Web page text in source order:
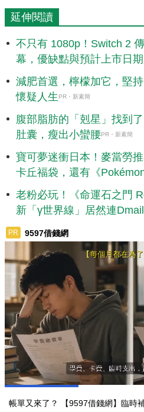
延伸閱讀
不只有 1080p！Switch 2
幕，優缺點與預計上市日
減肥首選，檸檬加它，堅
懷疑人生 PR・新素簡
腹部脂肪的「剋星」找到
肚囊，瘦出小蠻腰PR・新素簡
寶可夢迷衝日本！麥當勞
卡丘福袋，還有《
老粉必玩！《命運石之門
新「γ世界線」居然連
PR 9597借錢網
帳單又來了？ 【9597借錢網】臨時